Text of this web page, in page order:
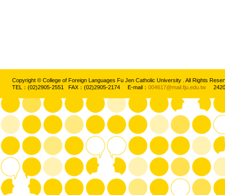
Copyright © College of Foreign Languages Fu Jen Catholic University . All Rights
TEL：(02)2905-2551 FAX：(02)2905-2174 E-mail： 004617@mail.fju.edu.tw